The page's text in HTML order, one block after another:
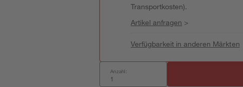
Transportkosten).
Artikel anfragen >
Verfügbarkeit in anderen Märkten
Anzahl: